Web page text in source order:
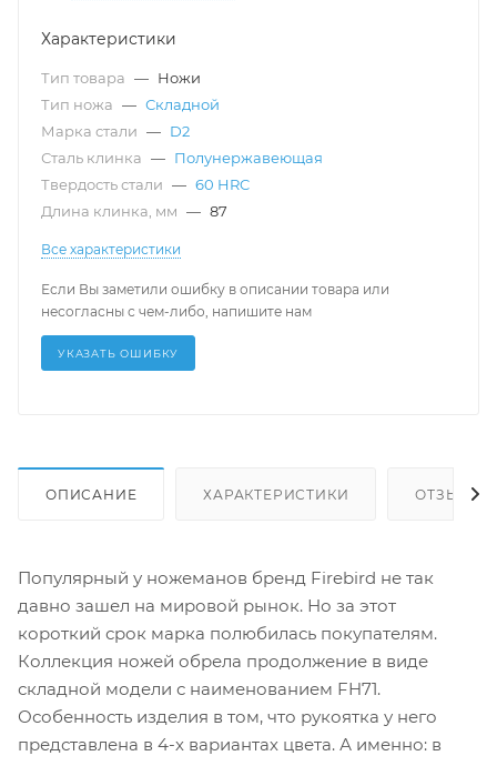
Характеристики
Тип товара — Ножи
Тип ножа — Складной
Марка стали — D2
Сталь клинка — Полунержавеющая
Твердость стали — 60 HRC
Длина клинка, мм — 87
Все характеристики
Если Вы заметили ошибку в описании товара или
несогласны с чем-либо, напишите нам
УКАЗАТЬ ОШИБКУ
ОПИСАНИЕ ХАРАКТЕРИСТИКИ ОТЗЫВЫ
Популярный у ножеманов бренд Firebird не так
давно зашел на мировой рынок. Но за этот
короткий срок марка полюбилась покупателям.
Коллекция ножей обрела продолжение в виде
складной модели с наименованием FH71.
Особенность изделия в том, что рукоятка у него
представлена в 4-х вариантах цвета. А именно: в